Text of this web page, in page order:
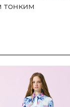
тонким